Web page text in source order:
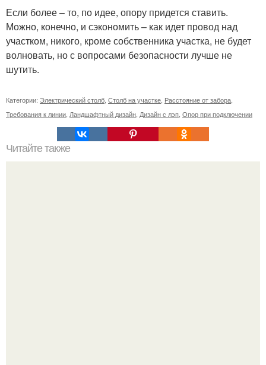
Если более – то, по идее, опору придется ставить.
Можно, конечно, и сэкономить – как идет провод над
участком, никого, кроме собственника участка, не будет
волновать, но с вопросами безопасности лучше не
шутить.
Категории: Электрический столб, Столб на участке, Расстояние от забора,
Требования к линии, Ландшафтный дизайн, Дизайн с лэп, Опор при подключении
Читайте также